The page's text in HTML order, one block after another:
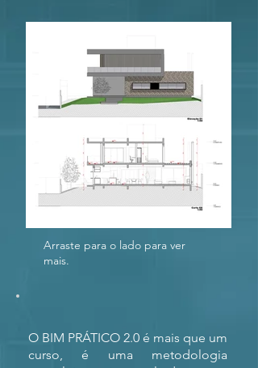
Arraste para o lado para ver
mais.
O BIM PRÁTICO 2.0 é mais que um
curso, é uma metodologia